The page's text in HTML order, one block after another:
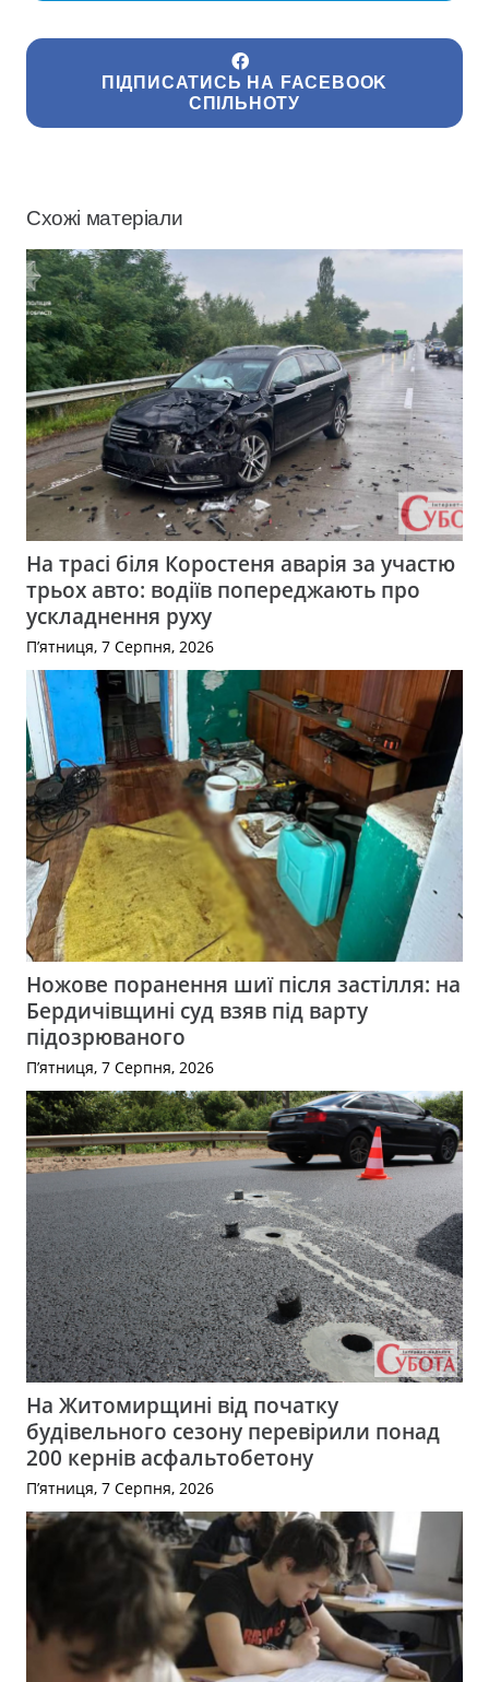
ПІДПИСАТИСЬ НА FACEBOOK
СПІЛЬНОТУ
Схожі матеріали
На трасі біля Коростеня аварія за участю
трьох авто: водіїв попереджають про
ускладнення руху
П’ятниця, 7 Серпня, 2026
Ножове поранення шиї після застілля: на
Бердичівщині суд взяв під варту
підозрюваного
П’ятниця, 7 Серпня, 2026
На Житомирщині від початку
будівельного сезону перевірили понад
200 кернів асфальтобетону
П’ятниця, 7 Серпня, 2026